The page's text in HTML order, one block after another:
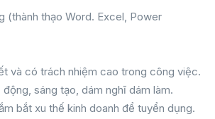
(thành thạo Word. Excel, Power
và có trách nhiệm cao trong công việc.
sáng tạo, dám nghĩ dám làm.
bắt xu thế kinh doanh để tuyển dụng.